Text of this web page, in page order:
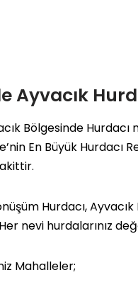
Ayvacık
Bölgesinde Hurdacı
En Büyük Hurdacı
Hurdacı,
nevi hurdalarınız
Mahalleler;